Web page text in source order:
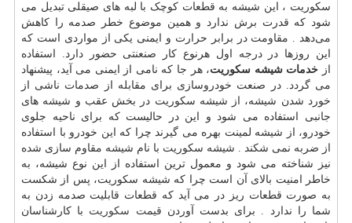
سکوریت ، این شیشه به قطعات کوچک با لبه های صیقلی تبدیل می
شود که قدرت برش ندارد و همین موضوع خطر صدمه را کاهش
می‌دهد . مقاومت در برابر حرارت و ایمنی یکی از مواردی است که
این روزها در درجه اول هرنوع کار صنعنتی حضور دارد. استفاده
از خدمات شیشه سکوریت، هر جا که نامی از ایمنی می آید، پیشنهاد
می گردد. در صنعت خودروسازی برای مقابله از صدمات ناشی از
خورد شدن شیشه، از شیشه سکوریت در بخش عقب و شیشه های
جانبی استفاده می شود و این در حالیست که برای ناحیه جلوی
خودرو، از شیشه لمینت بهره می گیرند چرا که این خودرو با استفاده
از ضربه نمی شکند . شیشه سکوریت با نام شیشه مقاوم سازی شده
نیز شناخته می شود و معمول ترین استفاده از این نوع شیشه، به
خاطر امنیت بالای آن است چرا که شیشه سکوریت، پس از شکست
به صورت قطعات ریز در می آید که قطعات قابلیت صدمه زدن به
شما را ندارد . برای بدست آوردن قیمت سکوریت با کارشناسان